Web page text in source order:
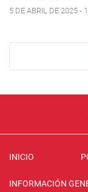
5 DE ABRIL DE 2025 -
INICIO
INFORMACIÓN